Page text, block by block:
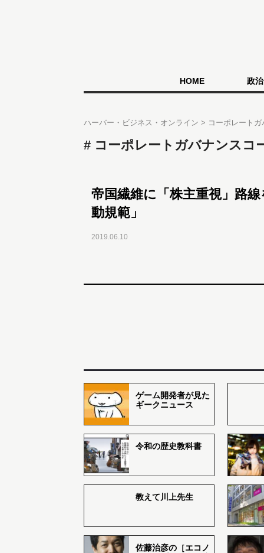
HOME 政
ハーバー・ビジネス・オンライン コーポレート
コーポレートガバナンスコ
帝国繊維に「株主重視」路
動規範」
2019.06.10
ゲーム開発者が見た
ギークニュース
令和の歴史教科書
教えて川上先生
佐藤治彦の［エコノ